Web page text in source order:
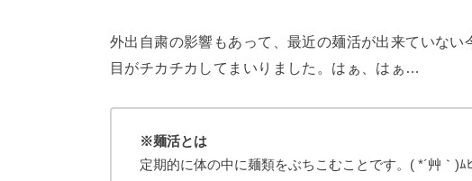
外出自粛の影響もあって、最近の麺活が出来ていない
目がチカチカしてまいりました。はぁ、はぁ…
※麺活とは
定期的に体の中に麺類をぶちこむことです。( *´艸｀)ﾑ